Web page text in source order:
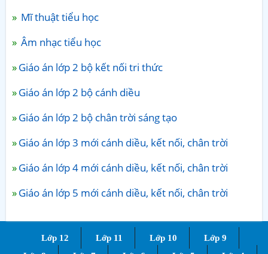
Mĩ thuật tiểu học
Âm nhạc tiểu học
Giáo án lớp 2 bộ kết nối tri thức
Giáo án lớp 2 bộ cánh diều
Giáo án lớp 2 bộ chân trời sáng tạo
Giáo án lớp 3 mới cánh diều, kết nối, chân trời
Giáo án lớp 4 mới cánh diều, kết nối, chân trời
Giáo án lớp 5 mới cánh diều, kết nối, chân trời
Lớp 12 Lớp 11 Lớp 10
Lớp 9